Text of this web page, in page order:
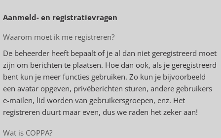
Aanmeld- en registratievragen
Waarom moet ik me registreren?
De beheerder heeft bepaalt of je al dan niet geregistreerd moet
zijn om berichten te plaatsen. Hoe dan ook, als je geregistreerd
bent kun je meer functies gebruiken. Zo kun je bijvoorbeeld
een avatar opgeven, privéberichten sturen, andere gebruikers
e-mailen, lid worden van gebruikersgroepen, enz. Het
registreren duurt maar even, dus we raden het zeker aan!
Wat is COPPA?